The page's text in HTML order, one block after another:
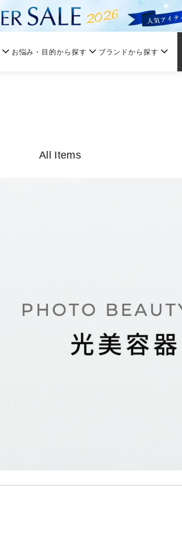
お悩み・目的から探す ブランドから探す
All Items